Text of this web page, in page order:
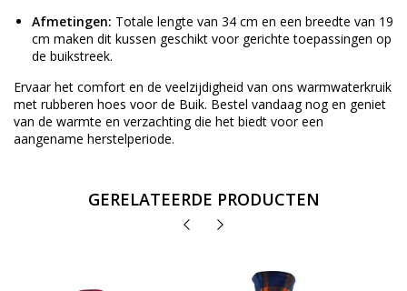
Afmetingen: Totale lengte van 34 cm en een breedte van 19
cm maken dit kussen geschikt voor gerichte toepassingen op
de buikstreek.
Ervaar het comfort en de veelzijdigheid van ons warmwaterkruik
met rubberen hoes voor de Buik. Bestel vandaag nog en geniet
van de warmte en verzachting die het biedt voor een
aangename herstelperiode.
GERELATEERDE PRODUCTEN